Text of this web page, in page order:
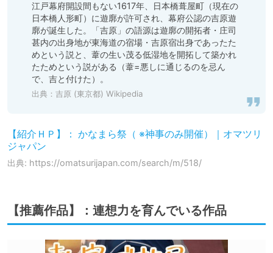
江戸幕府開設間もない1617年、日本橋葺屋町（現在の
日本橋人形町）に遊廓が許可され、幕府公認の吉原遊
廓が誕生した。「吉原」の語源は遊廓の開拓者・庄司
甚内の出身地が東海道の宿場・吉原宿出身であったた
めという説と、葦の生い茂る低湿地を開拓して築かれ
たためという説がある（葦=悪しに通じるのを忌ん
で、吉と付けた）。
出典： 吉原 (東京都) Wikipedia
【紹介ＨＰ】： かなまら祭（ ※神事のみ開催）｜オマツリ
ジャパン
出典: https://omatsurijapan.com/search/m/518/
【推薦作品】：連想力を育んでいる作品